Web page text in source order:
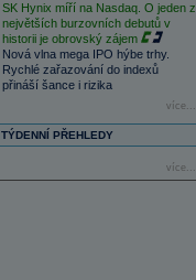
SK Hynix míří na Nasdaq. O jeden z
největších burzovních debutů v
historii je obrovský zájem
Nová vlna mega IPO hýbe trhy.
Rychlé zařazování do indexů
přináší šance i rizika
více...
TÝDENNÍ PŘEHLEDY
více...